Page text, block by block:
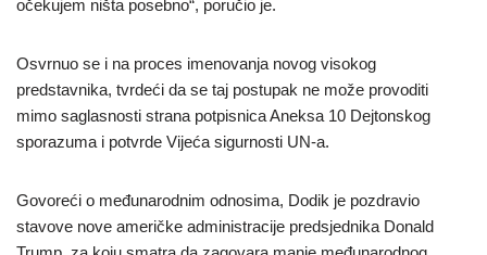
očekujem ništa posebno“, poručio je.
Osvrnuo se i na proces imenovanja novog visokog
predstavnika, tvrdeći da se taj postupak ne može provoditi
mimo saglasnosti strana potpisnica Aneksa 10 Dejtonskog
sporazuma i potvrde Vijeća sigurnosti UN-a.
Govoreći o međunarodnim odnosima, Dodik je pozdravio
stavove nove američke administracije predsjednika Donald